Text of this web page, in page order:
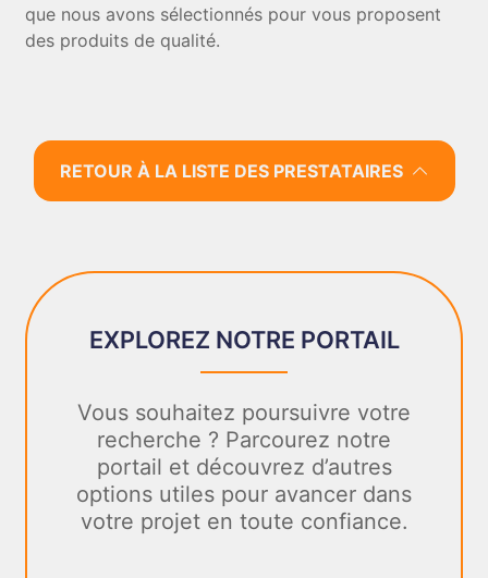
que nous avons sélectionnés pour vous proposent
des produits de qualité.
RETOUR À LA LISTE DES PRESTATAIRES
EXPLOREZ NOTRE PORTAIL
Vous souhaitez poursuivre votre
recherche ? Parcourez notre
portail et découvrez d’autres
options utiles pour avancer dans
votre projet en toute confiance.